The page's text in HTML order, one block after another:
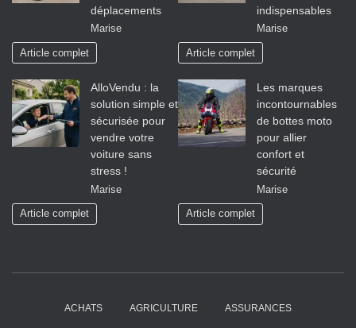
déplacements
Marise
Article complet
indispensables
Marise
Article complet
AlloVendu : la
solution simple et
sécurisée pour
vendre votre
voiture sans
stress !
Marise
Article complet
Les marques
incontournables
de bottes moto
pour allier
confort et
sécurité
Marise
Article complet
ACHATS AGRICULTURE ASSURANCES